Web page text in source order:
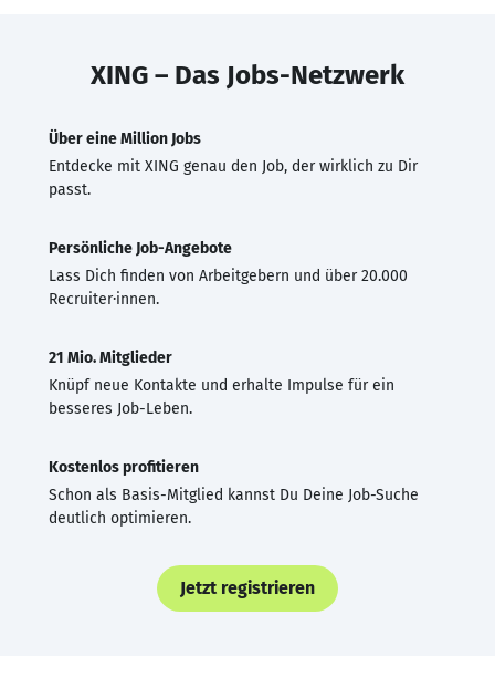
XING – Das Jobs-Netzwerk
Über eine Million Jobs
Entdecke mit XING genau den Job, der wirklich zu Dir
passt.
Persönliche Job-Angebote
Lass Dich finden von Arbeitgebern und über 20.000
Recruiter·innen.
21 Mio. Mitglieder
Knüpf neue Kontakte und erhalte Impulse für ein
besseres Job-Leben.
Kostenlos profitieren
Schon als Basis-Mitglied kannst Du Deine Job-Suche
deutlich optimieren.
Jetzt registrieren